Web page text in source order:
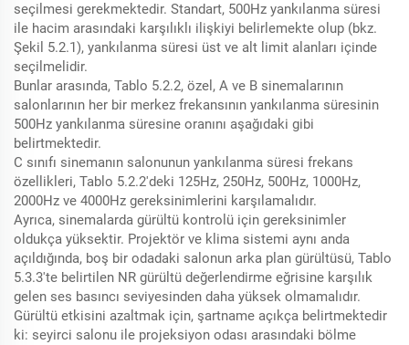
seçilmesi gerekmektedir. Standart, 500Hz yankılanma süresi
ile hacim arasındaki karşılıklı ilişkiyi belirlemekte olup (bkz.
Şekil 5.2.1), yankılanma süresi üst ve alt limit alanları içinde
seçilmelidir.
Bunlar arasında, Tablo 5.2.2, özel, A ve B sinemalarının
salonlarının her bir merkez frekansının yankılanma süresinin
500Hz yankılanma süresine oranını aşağıdaki gibi
belirtmektedir.
C sınıfı sinemanın salonunun yankılanma süresi frekans
özellikleri, Tablo 5.2.2'deki 125Hz, 250Hz, 500Hz, 1000Hz,
2000Hz ve 4000Hz gereksinimlerini karşılamalıdır.
Ayrıca, sinemalarda gürültü kontrolü için gereksinimler
oldukça yüksektir. Projektör ve klima sistemi aynı anda
açıldığında, boş bir odadaki salonun arka plan gürültüsü, Tablo
5.3.3'te belirtilen NR gürültü değerlendirme eğrisine karşılık
gelen ses basıncı seviyesinden daha yüksek olmamalıdır.
Gürültü etkisini azaltmak için, şartname açıkça belirtmektedir
ki: seyirci salonu ile projeksiyon odası arasındaki bölme